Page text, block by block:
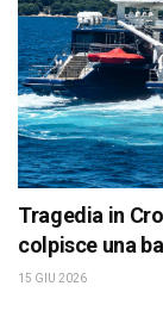
Tragedia in
colpisce una
15 GIU 2026